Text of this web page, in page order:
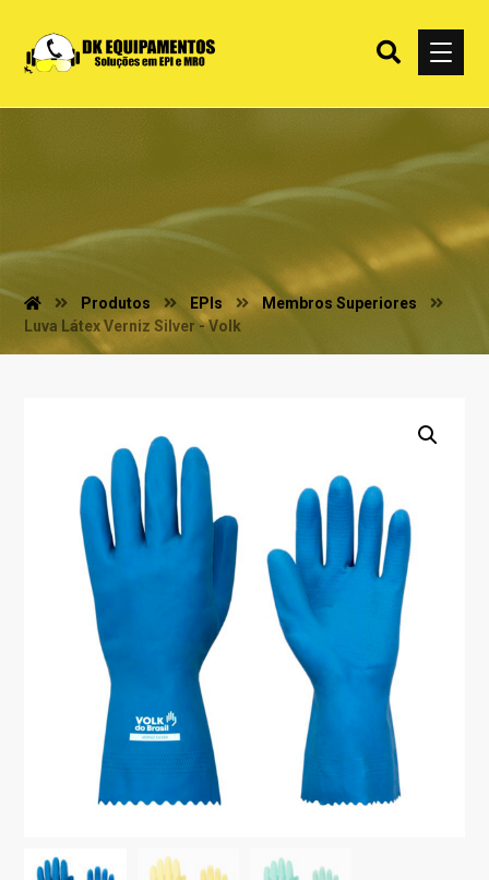
Produtos EPIs
Membros Superiores
Luva Látex Verniz Silver - Volk